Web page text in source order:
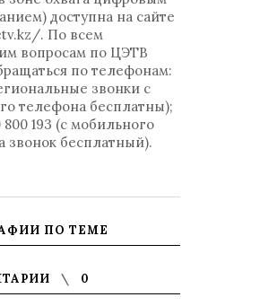
доступна на сайте
. По всем
вопросам по ЦЭТВ
по телефонам:
звонки с
телефона бесплатны);
193 (с мобильного
звонок бесплатный).
ПО ТЕМЕ
0